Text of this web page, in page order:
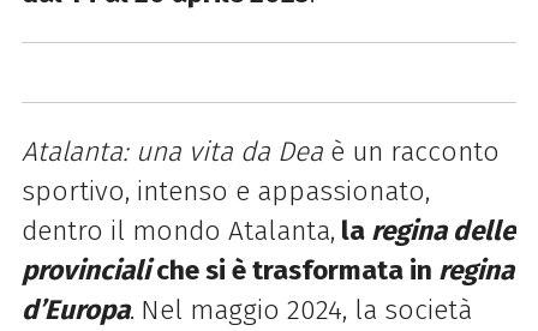
Atalanta: una vita da Deaè un racconto
sportivo, intenso e appassionato,
dentro il mondo Atalanta, la regina delle
provincialiche si è trasformata in regina
d’Europa. Nel maggio 2024, la società